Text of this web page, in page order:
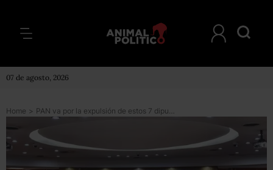
07 de agosto, 2026
Home > PAN va por la expulsión de estos 7 diputados, que apoyaron ampliar gubernatura de BC